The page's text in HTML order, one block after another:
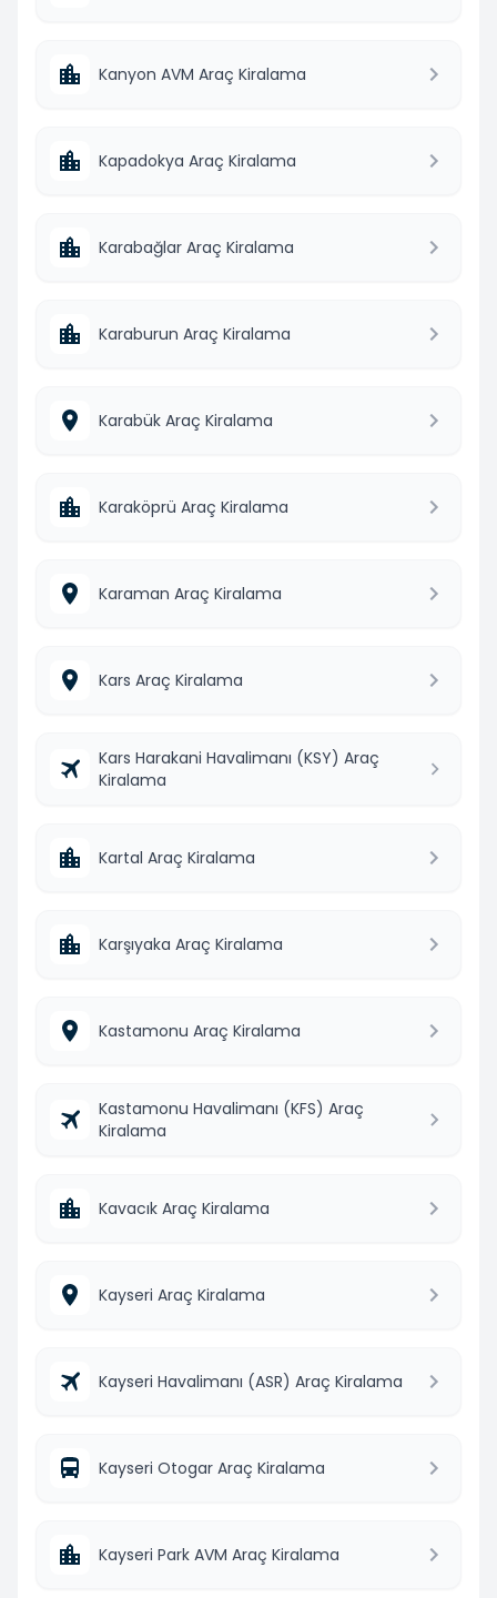
Kanyon AVM Araç Kiralama
Kapadokya Araç Kiralama
Karabağlar Araç Kiralama
Karaburun Araç Kiralama
Karabük Araç Kiralama
Karaköprü Araç Kiralama
Karaman Araç Kiralama
Kars Araç Kiralama
Kars Harakani Havalimanı (KSY) Araç
Kiralama
Kartal Araç Kiralama
Karşıyaka Araç Kiralama
Kastamonu Araç Kiralama
Kastamonu Havalimanı (KFS) Araç
Kiralama
Kavacık Araç Kiralama
Kayseri Araç Kiralama
Kayseri Havalimanı (ASR) Araç Kiralama
Kayseri Otogar Araç Kiralama
Kayseri Park AVM Araç Kiralama